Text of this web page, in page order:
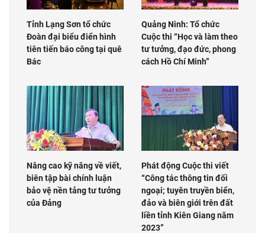
Tỉnh Lạng Sơn tổ chức
Đoàn đại biểu điển hình
tiên tiến báo công tại quê
Bác
Quảng Ninh: Tổ chức
Cuộc thi “Học và làm theo
tư tưởng, đạo đức, phong
cách Hồ Chí Minh”
Nâng cao kỹ năng về viết,
biên tập bài chính luận
bảo vệ nền tảng tư tưởng
của Đảng
Phát động Cuộc thi viết
“Công tác thông tin đối
ngoại; tuyên truyền biển,
đảo và biên giới trên đất
liền tỉnh Kiên Giang năm
2023”